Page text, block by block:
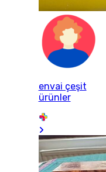
envai çeşit
ürünler